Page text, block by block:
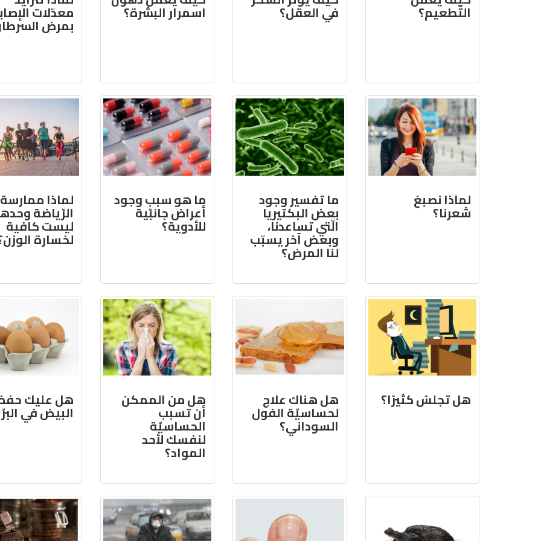
التّطعيم؟ في العقل؟ اسمرار البشرة؟ معدّلات
بمرض
لماذا نصبغ
شعرنا؟
ما تفسير وجود
بعض البكتيريا
الّتي تساعدنا،
وبعض آخر يسبّب
لنا المرض؟
ما هو سبب وجود
أعراض جانبّية
للأدوية؟
لماذا ممارسة
الرّياضة
ليست كافية
لخسارة
هل تجلسُ كثيرًا؟ هل هناك علاج
لحساسيّة الفول
السوداني؟
هل من الممكن
أن تسبب
الحساسيّة
لنفسك لأحد
المواد؟
هل عليك
البيض في